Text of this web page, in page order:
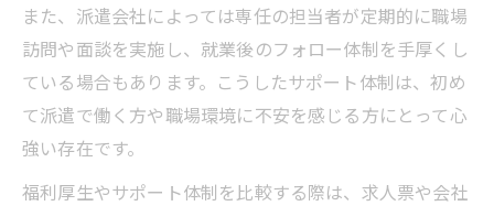
また、派遣会社によっては専任の担当者が定期的に職場
訪問や面談を実施し、就業後のフォロー体制を手厚くし
ている場合もあります。こうしたサポート体制は、初め
て派遣で働く方や職場環境に不安を感じる方にとって心
強い存在です。
福利厚生やサポート体制を比較する際は、求人票や会社